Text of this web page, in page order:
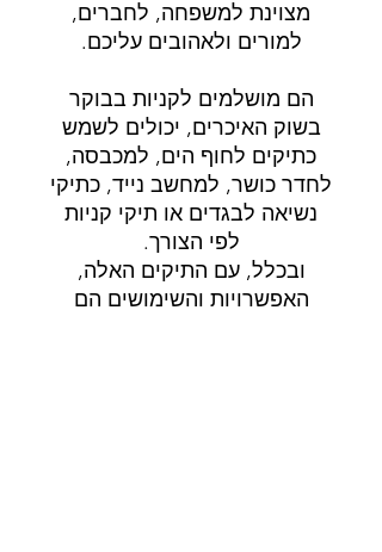
מצוינת למשפחה, לחברים,
למורים ולאהובים עליכם.
הם מושלמים לקניות בבוקר
בשוק האיכרים, יכולים לשמש
כתיקים לחוף הים, למכבסה,
לחדר כושר, למחשב נייד, כתיקי
נשיאה לבגדים או תיקי קניות
לפי הצורך.
ובכלל, עם התיקים האלה,
האפשרויות והשימושים הם